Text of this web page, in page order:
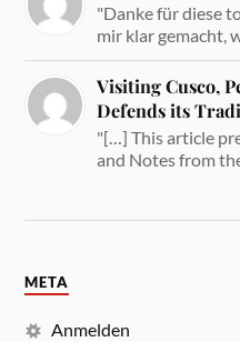
"Danke für diese
mir klar gemacht,
Visiting Cusco,
Defends its
"[…] This article
and Notes from the
META
Anmelden